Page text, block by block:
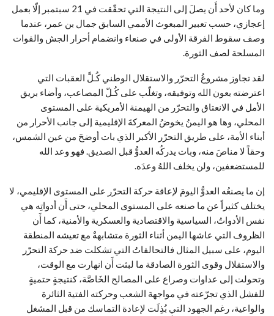
وما كان لأحد أَن يصلَ إلى النتيجة التي تحقّقت في 21 سبتمبر إلّا بعمل
إعجازي، حسب تعبير المبعوث الأممي السابق جمال بن عمر، عندما
وصف سقوط الفرقة الأولى في صنعاء وانضمام أحرار الجش والقوات
المسلحة لصف الثورة.
لقد تجاوز مشروعُ التحرّر والاستقلال الوطني كُـلَّ العقبات التي
اعترضته بعون الله وتوفيقه، وتغلّب على كُـلّ المصاعب، وأضاء بريق
الأمل في الانعتاق والتحرّر من الهيمنة الأمريكية على المستوى
المحلي، وها هو اليمنُ يخوضُ المعركةَ الإقليمية إلى جانب الأحرار من
أبناء الأمة، على طريق التحرّر الأكبر الذي بات أوضحَ من عين الشمس،
وحقاً لا مناصَ منه، وبات يدركُه العدوُّ قبل الصديق. فهو وعد الله
للمستضعفين، ولن يخلف اللهُ وعدَه.
إن ما يصنعُه العدوُّ اليومَ لإعاقة حركة التحرّر على المستوى الإقليمي، لا
يختلف كثيراً عن ما صنعه على المستوى المحلي، حتى أَن أدواتِه هي
نفس الأدواتُ، السياسية والاقتصادية والعسكرية والأمنية، كما أَن
الظروف التي عاشها اليمن أثناء الثورة متشابهةٌ مع تعيشه المنطقة
اليوم، على سبيل المثال فالتحالفاتُ التي تشكلت ضد حركة التحرّر
والاستقلال وقوى الثورة الصادقة ما لبثت أَن انهارت مع الوقت،
وتحولت إلى عداوات وصراع على المصالح الخَاصَّة، كنتيجةٍ حتميةٍ
للفشل الذي تجرّعته في مواجهة الشعب وحركته الفتية الثائرة
والواعية، رغم الجهود التي بُذِلَت لإعادة التماسك من قبل المشغل